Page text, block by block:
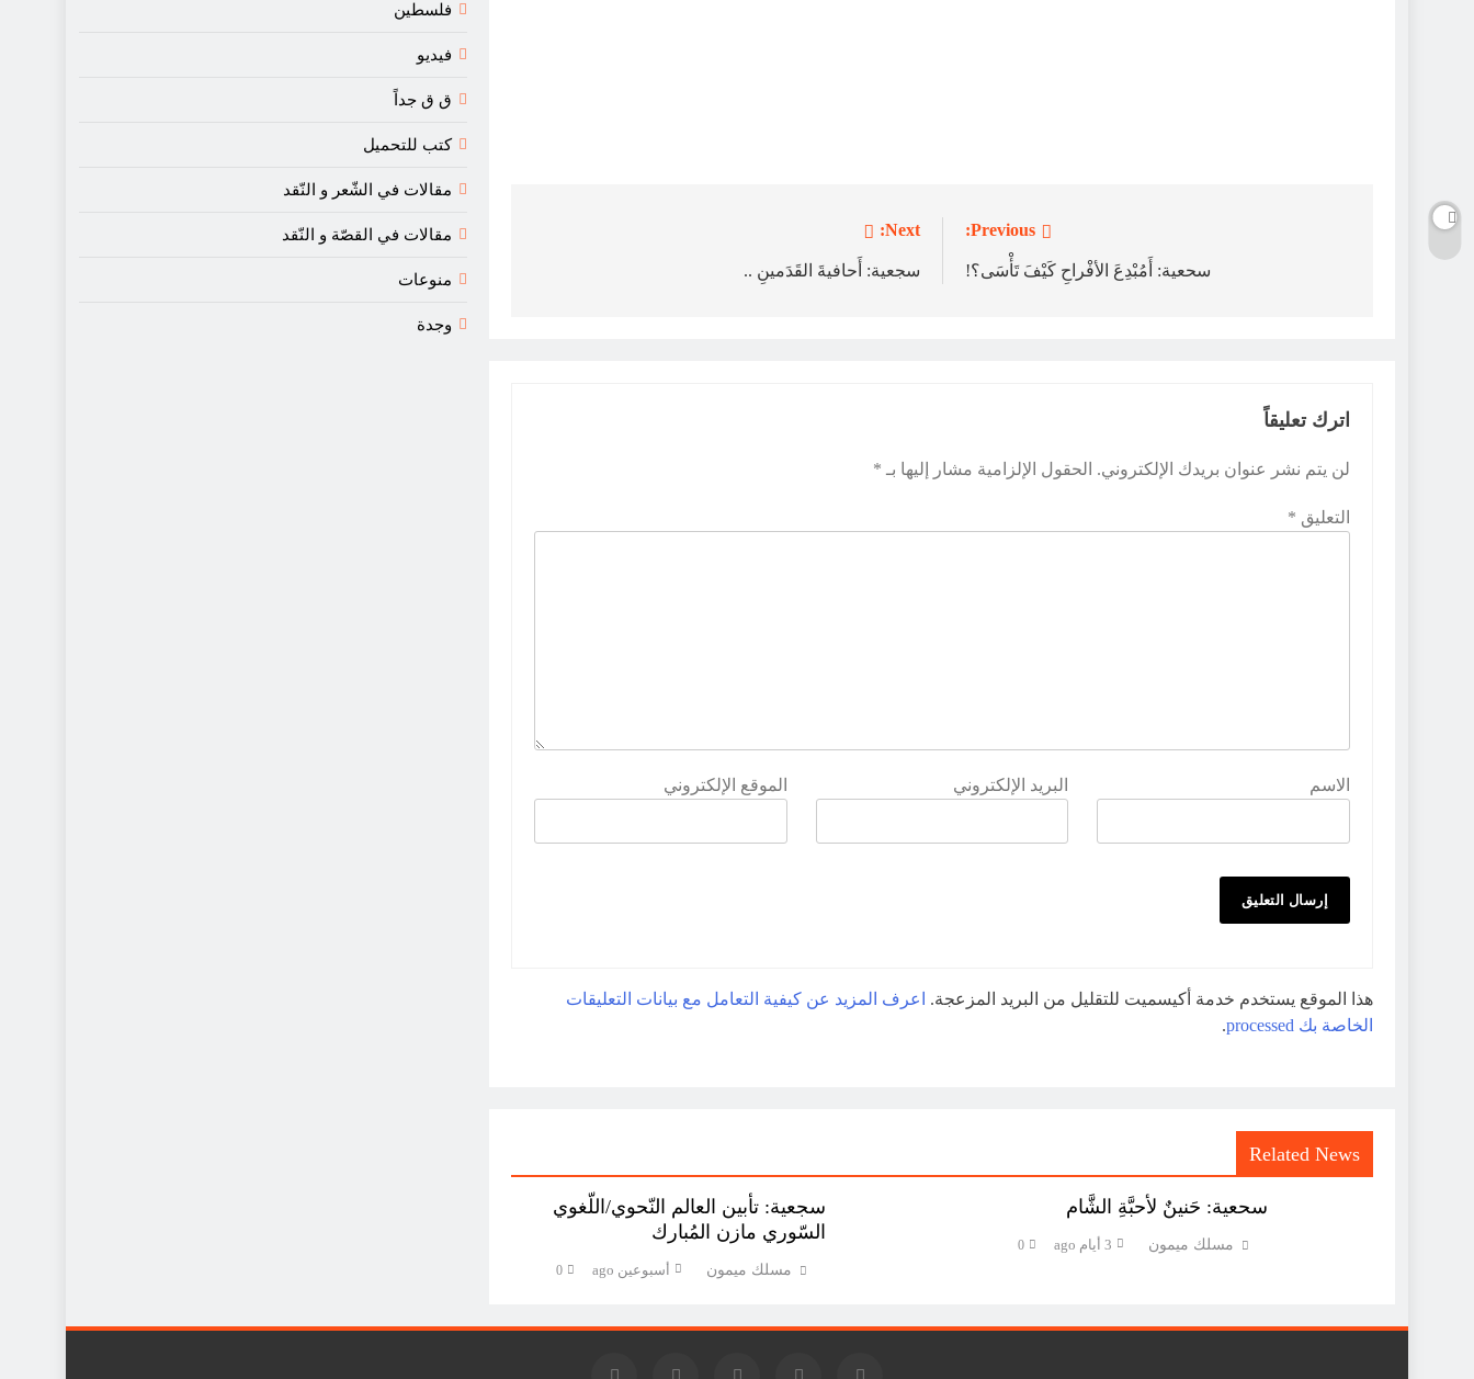
Previous:
سحعية: أَمُبْدِعَ الأفْراحِ كَيْفَ تَأْسَى؟!
Next:
سجعية: أَحافيةَ القَدَمينِ ..
اترك تعليقاً
لن يتم نشر عنوان بريدك الإلكتروني. الحقول الإلزامية مشار إليها بـ *
التعليق *
الاسم البريد الإلكتروني الموقع الإلكتروني
هذا الموقع يستخدم خدمة أكيسميت للتقليل من البريد المزعجة.
اعرف المزيد عن كيفية التعامل مع بيانات التعليقات
الخاصة بك processed
.
Related News
سحعية: حَنينٌ لأحبَّةِ الشَّام
مسلك ميمون 3 أيام ago 0
سجعية: تأبين العالم النّحوي/اللّغوي
السّوري مازن المُبارك
مسلك ميمون أسبوعين ago 0
فلسطين
فيديو
ق ق جداً
كتب للتحميل
مقالات في الشّعر و النّقد
مقالات في القصّة و النّقد
منوعات
وجدة